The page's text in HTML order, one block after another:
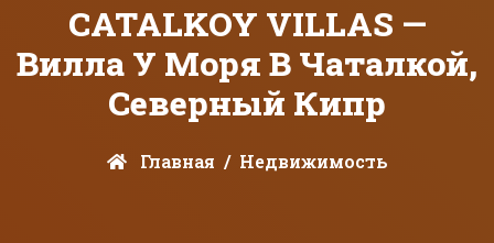
CATALKOY VILLAS —
Вилла У Моря В Чаталкой,
Северный Кипр
Главная Недвижимость